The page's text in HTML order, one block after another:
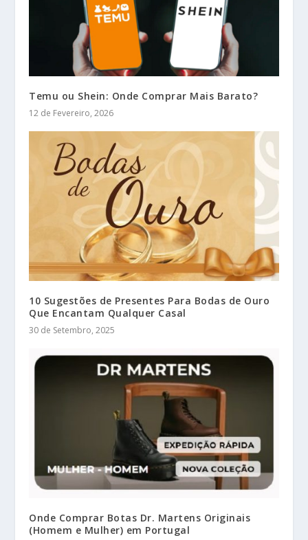
Temu ou Shein: Onde Comprar Mais Barato?
12 de Fevereiro, 2026
10 Sugestões de Presentes Para Bodas de Ouro
Que Encantam Qualquer Casal
30 de Setembro, 2025
Onde Comprar Botas Dr. Martens Originais
(Homem e Mulher) em Portugal